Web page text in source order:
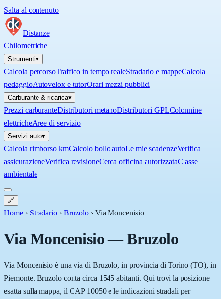
Salta al contenuto
Distanze
Chilometriche
Strumenti▾
Calcola percorsoTraffico in tempo realeStradario e mappeCalcola
pedaggioAutovelox e tutorOrari mezzi pubblici
Carburante & ricarica▾
Prezzi carburanteDistributori metanoDistributori GPLColonnine
elettricheAree di servizio
Servizi auto▾
Calcola rimborso kmCalcolo bollo autoLe mie scadenzeVerifica
assicurazioneVerifica revisioneCerca officina autorizzataClasse
ambientale
🔗
Home › Stradario › Bruzolo › Via Moncenisio
Via Moncenisio—Bruzolo
Via Moncenisio è una via di Bruzolo, in provincia di Torino (TO), in
Piemonte. Bruzolo conta circa 1545 abitanti. Qui trovi la posizione
esatta sulla mappa, il CAP 10050 e le indicazioni stradali per